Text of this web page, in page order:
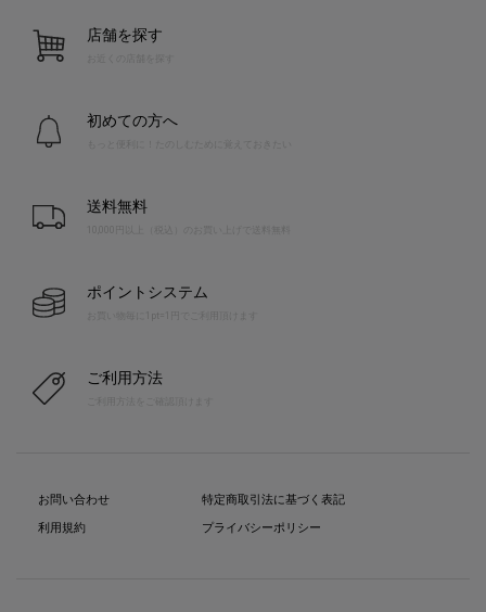
店舗を探す
お近くの店舗を探す
初めての方へ
送料無料
10,000円以上（税込）のお買い上げで送料無料
ポイントシステム
お買い物毎に1pt=1円でご利用頂けます
ご利用方法
お問い合わせ
利用規約
特定商取引法に基づく表記
プライバシーポリシー